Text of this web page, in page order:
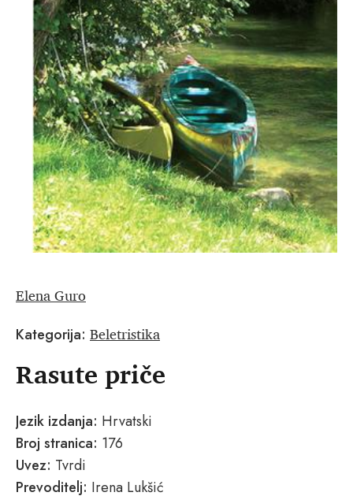
Elena Guro
Kategorija: Beletristika
Rasute priče
Jezik izdanja: Hrvatski
Broj stranica: 176
Uvez: Tvrdi
Prevoditelj: Irena Lukšić